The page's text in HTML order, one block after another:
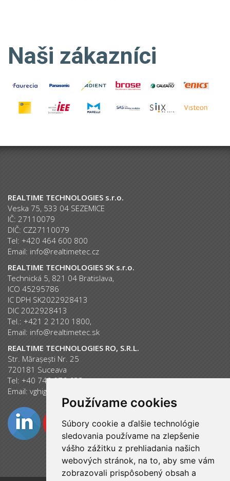
Používame cookies
Súbory cookie a ďalšie technológie
sledovania používame na zlepšenie
vášho zážitku z prehliadania našich
webových stránok, na to, aby sme vám
zobrazovali prispôsobený obsah a
Naši zákazníci
REALTIME TECHNOLOGIES s.r.o.
Veska 75, 533 04 SEZEMICE
IČ: 27110079
DIČ: CZ27110079
Tel: +420 464 600 800
Email: info@realtimetec.cz
REALTIME TECHNOLOGIES SK s.r.o.
Technická 5, 821 04 Bratislava,
ICO 45295786
IC DPH SK2022928413
DIC 2022928413
Tel.: +421 2 2120 1800,
Email: info@realtimetec.sk
REALTIME TECHNOLOGIES RO, S.R.L.
Str. Mărașești Nr. 25
720181 Suceava
Tel: +40 746 076 633
Email: vghiguta@ipc-center.com